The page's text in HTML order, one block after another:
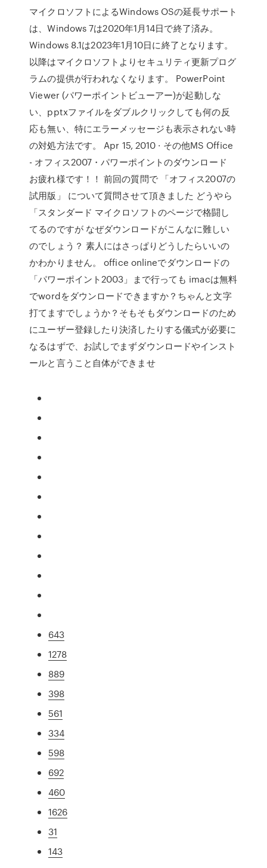
マイクロソフトによるWindows OSの延長サポート
は、Windows 7は2020年1月14日で終了済み。
Windows 8.1は2023年1月10日に終了となります。
以降はマイクロソフトよりセキュリティ更新プログ
ラムの提供が行われなくなります。 PowerPoint
Viewer (パワーポイントビューアー)が起動しな
い、pptxファイルをダブルクリックしても何の反
応も無い、特にエラーメッセージも表示されない時
の対処方法です。 Apr 15, 2010 · その他MS Office
- オフィス2007・パワーポイントのダウンロード
お疲れ様です！！ 前回の質問で 「オフィス2007の
試用版」 について質問させて頂きました どうやら
「スタンダード マイクロソフトのページで格闘し
てるのですが なぜダウンロードがこんなに難しい
のでしょう？ 素人にはさっぱりどうしたらいいの
かわかりません。 office onlineでダウンロードの
「パワーポイント2003」まで行っても imacは無料
でwordをダウンロードできますか？ちゃんと文字
打てますでしょうか？そもそもダウンロードのため
にユーザー登録したり決済したりする儀式が必要に
なるはずで、お試しでまずダウンロードやインスト
ールと言うこと自体ができませ
643
1278
889
398
561
334
598
692
460
1626
31
143